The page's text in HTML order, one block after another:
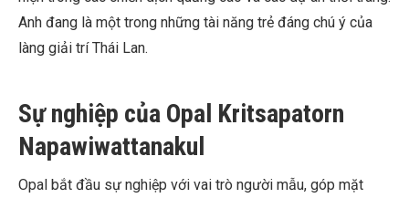
Anh đang là một trong những tài năng trẻ đáng chú ý của
làng giải trí Thái Lan.
Sự nghiệp của Opal Kritsapatorn
Napawiwattanakul
Opal bắt đầu sự nghiệp với vai trò người mẫu, góp mặt